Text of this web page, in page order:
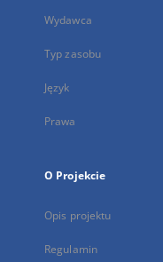
Wydawca
Typ zasobu
Język
Prawa
O Projekcie
Opis projektu
Regulamin